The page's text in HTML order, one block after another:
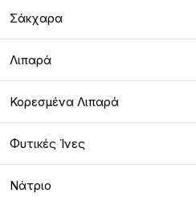
Σάκχαρα
Λιπαρά
Κορεσμένα Λιπαρά
Φυτικές Ίνες
Νάτριο